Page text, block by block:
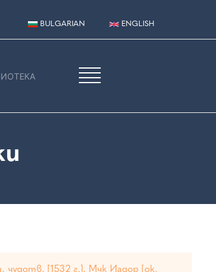
BULGARIAN ENGLISH
чудотв. [1532 г.]. Мчк Иадор [ок.